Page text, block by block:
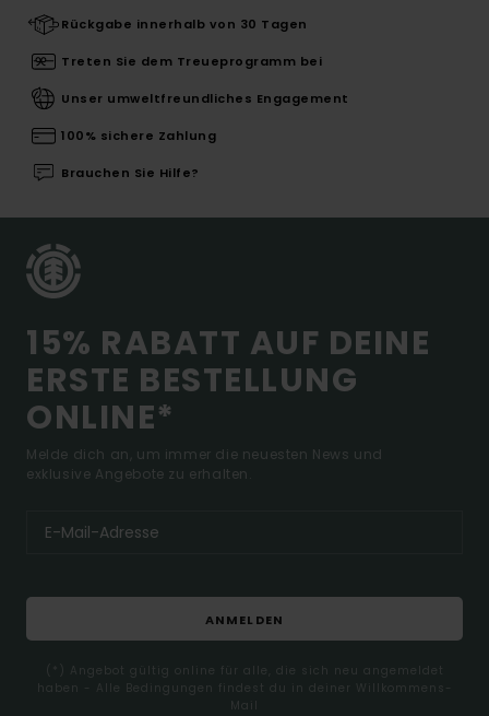
Rückgabe innerhalb von 30 Tagen
Treten Sie dem Treueprogramm bei
Unser umweltfreundliches Engagement
100% sichere Zahlung
Brauchen Sie Hilfe?
15% RABATT AUF DEINE
ERSTE BESTELLUNG
ONLINE*
Melde dich an, um immer die neuesten News und
exklusive Angebote zu erhalten.
ANMELDEN
(*) Angebot gültig online für alle, die sich neu angemeldet
haben - Alle Bedingungen findest du in deiner Willkommens-
Mail